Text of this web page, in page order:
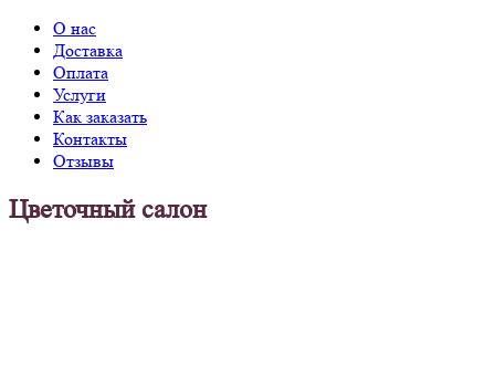
О нас
Доставка
Оплата
Услуги
Как заказать
Контакты
Отзывы
Цветочный салон